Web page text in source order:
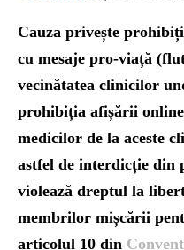
Cauza privește
cu mesaje pro-viață
vecinătatea clinicilor
prohibiția afișării
medicilor de la aceste
astfel de interdicție
violează dreptul la
membrilor mișcării
articolul 10 din